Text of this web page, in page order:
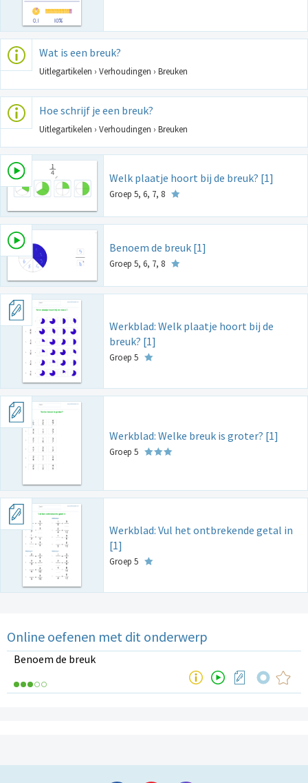
Wat is een breuk?
Uitlegartikelen › Verhoudingen › Breuken
Hoe schrijf je een breuk?
Uitlegartikelen › Verhoudingen › Breuken
Welk plaatje hoort bij de breuk? [1]
Groep 5, 6, 7, 8
Benoem de breuk [1]
Groep 5, 6, 7, 8
Werkblad: Welk plaatje hoort bij de
breuk? [1]
Groep 5
Werkblad: Welke breuk is groter? [1]
Groep 5
Werkblad: Vul het ontbrekende getal in
[1]
Groep 5
Online oefenen met dit onderwerp
Benoem de breuk